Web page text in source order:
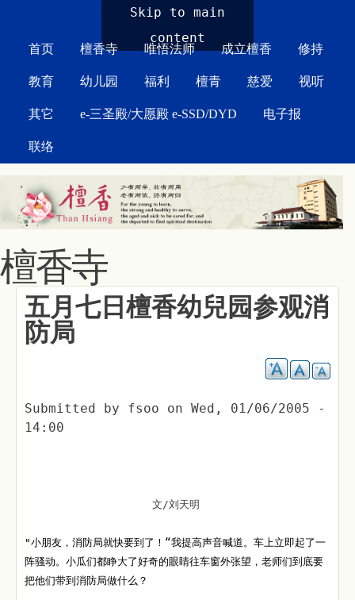
Skip to main
content
首页 檀香寺 唯悟法师 成立檀香 修持
教育 幼儿园 福利 檀青 慈爱 视听
其它 e-三圣殿/大愿殿 e-SSD/DYD 电子报
联络
檀香寺
五月七日檀香幼兒园参观消
防局
Submitted by fsoo on Wed, 01/06/2005 -
14:00
文/刘天明
"小朋友，消防局就快要到了！“我提高声音喊道。车上立即起了一
阵骚动。小瓜们都睁大了好奇的眼睛往车窗外张望，老师们到底要
把他们带到消防局做什么？